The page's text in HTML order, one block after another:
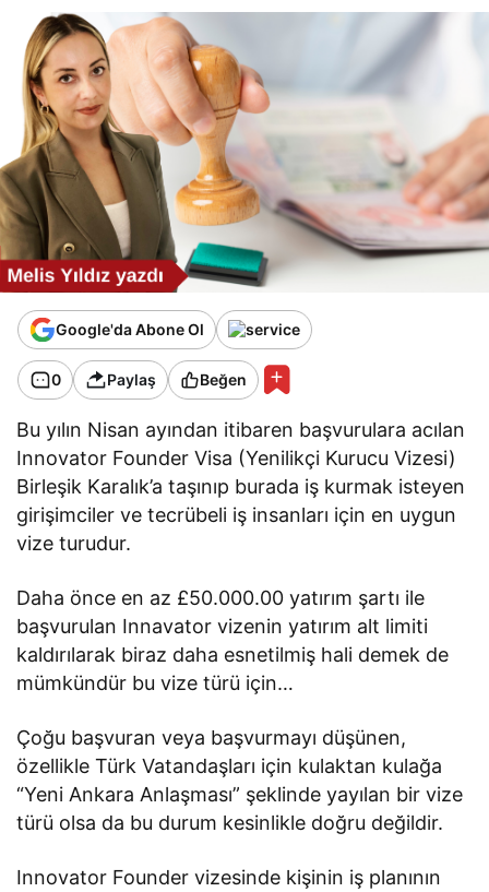
Google'da Abone Ol
0 Paylaş Beğen
Bu yılın Nisan ayından itibaren başvurulara acılan
Innovator Founder Visa (Yenilikçi Kurucu Vizesi)
Birleşik Karalık’a taşınıp burada iş kurmak isteyen
girişimciler ve tecrübeli iş insanları için en uygun
vize turudur.
Daha önce en az £50.000.00 yatırım şartı ile
başvurulan Innavator vizenin yatırım alt limiti
kaldırılarak biraz daha esnetilmiş hali demek de
mümkündür bu vize türü için…
Çoğu başvuran veya başvurmayı düşünen,
özellikle Türk Vatandaşları için kulaktan kulağa
“Yeni Ankara Anlaşması” şeklinde yayılan bir vize
türü olsa da bu durum kesinlikle doğru değildir.
Innovator Founder vizesinde kişinin iş planının